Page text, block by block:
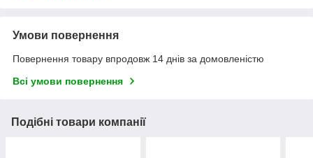
Умови повернення
Повернення товару впродовж 14 днів за домовленістю
Всі умови повернення
Подібні товари компанії